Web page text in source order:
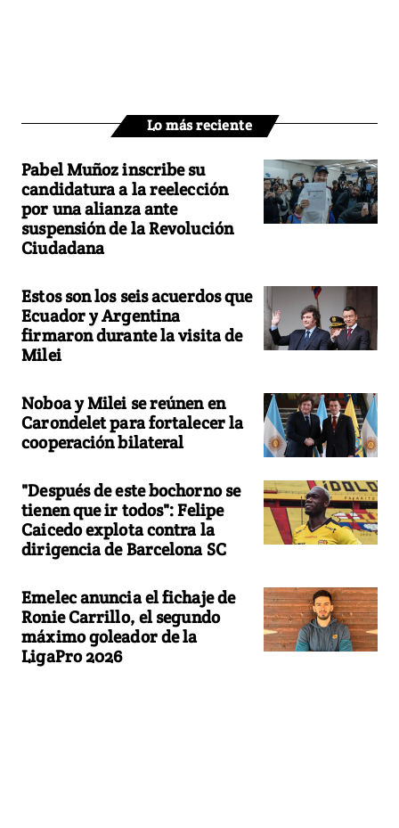
Lo más reciente
Pabel Muñoz inscribe su
candidatura a la reelección
por una alianza ante
suspensión de la Revolución
Ciudadana
Estos son los seis acuerdos que
Ecuador y Argentina
firmaron durante la visita de
Milei
Noboa y Milei se reúnen en
Carondelet para fortalecer la
cooperación bilateral
"Después de este bochorno se
tienen que ir todos": Felipe
Caicedo explota contra la
dirigencia de Barcelona SC
Emelec anuncia el fichaje de
Ronie Carrillo, el segundo
máximo goleador de la
LigaPro 2026